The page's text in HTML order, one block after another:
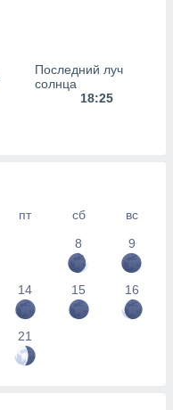
Последний луч
солнца
18:25
пт сб
вс
8
9
14 15 16
21